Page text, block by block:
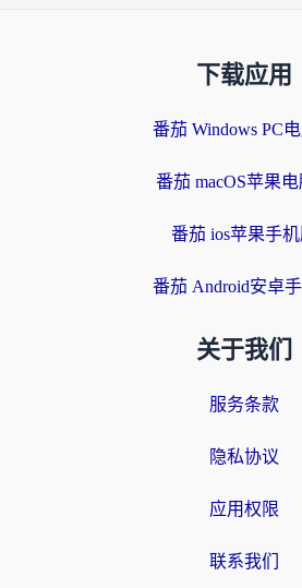
下载应用
番茄 Windows PC
番茄 macOS苹果
番茄 ios苹果手
番茄 Android安卓
关于我们
服务条款
隐私协议
应用权限
联系我们